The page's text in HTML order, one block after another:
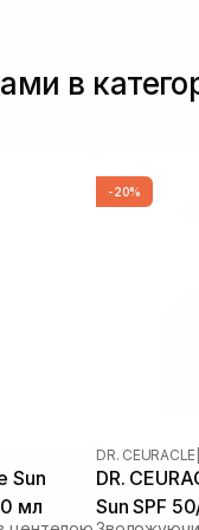
в
Sun
мл
-20%
DR. CEURACLE
DR.
Sun SPF